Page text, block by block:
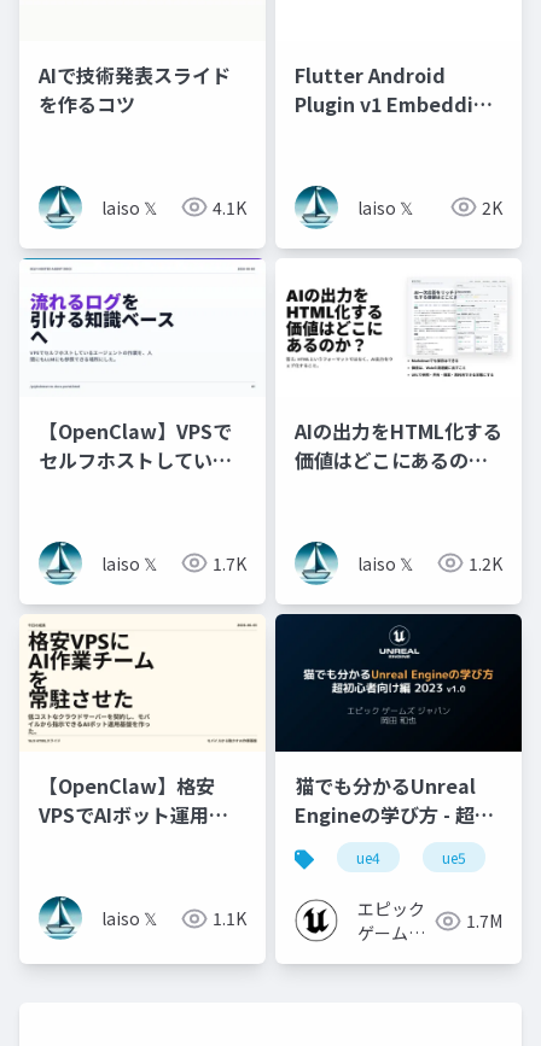
AIで技術発表スライド
を作るコツ
laiso 𝕏 4.1K
Flutter Android
Plugin v1 Embedding
laiso 𝕏 2K
【OpenClaw】VPSで
セルフホストしている
参照できる場所にした
メモ
laiso 𝕏 1.7K
AIの出力をHTML化する
価値はどこにあるの
laiso 𝕏 1.2K
【OpenClaw】格安
VPSでAIボット運用基
laiso 𝕏 1.1K
猫でも分かるUnreal
Engineの学び方 - 超初
心者向け編 - 2023 v1.0
ue4 ue5
エピック
ゲームズ
1.7M